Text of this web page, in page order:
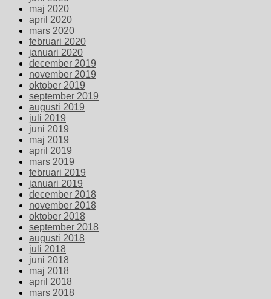
maj 2020
april 2020
mars 2020
februari 2020
januari 2020
december 2019
november 2019
oktober 2019
september 2019
augusti 2019
juli 2019
juni 2019
maj 2019
april 2019
mars 2019
februari 2019
januari 2019
december 2018
november 2018
oktober 2018
september 2018
augusti 2018
juli 2018
juni 2018
maj 2018
april 2018
mars 2018